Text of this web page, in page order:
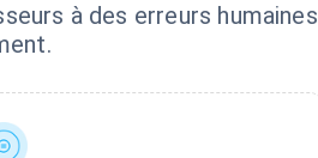
à des erreurs humaines